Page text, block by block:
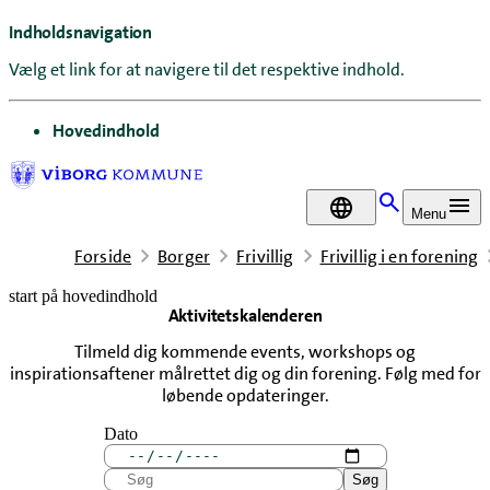
Indholdsnavigation
Vælg et link for at navigere til det respektive indhold.
gå til
Hovedindhold
DA Menu
Forside Borger Frivillig Frivillig i en forening
start på hovedindhold
Aktivitetskalenderen
Tilmeld dig kommende events, workshops og
inspirationsaftener målrettet dig og din forening. Følg med for
løbende opdateringer.
senest opdateret 20. oktober 2025
Dato
Søg Søg